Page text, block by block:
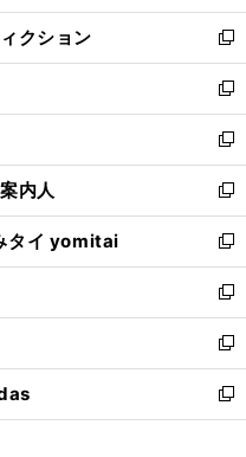
開
く
ウ
で
開
く
ン
ド
ウ
で
開
く
ウ
ィ
ン
ド
ウ
で
開
く
クション
新
し
い
ウ
ィ
ン
ド
ウ
で
開
く
新
し
い
ウ
ィ
ン
ド
ウ
で
開
く
新
し
い
ウ
ィ
ン
ド
ウ
で
開
く
内人
新
し
い
ウ
ィ
ン
ド
ウ
で
開
タイ yomitai
新
し
い
ウ
ィ
ン
ド
ウ
新
し
い
ウ
ィ
ン
新
し
い
ウ
新
し